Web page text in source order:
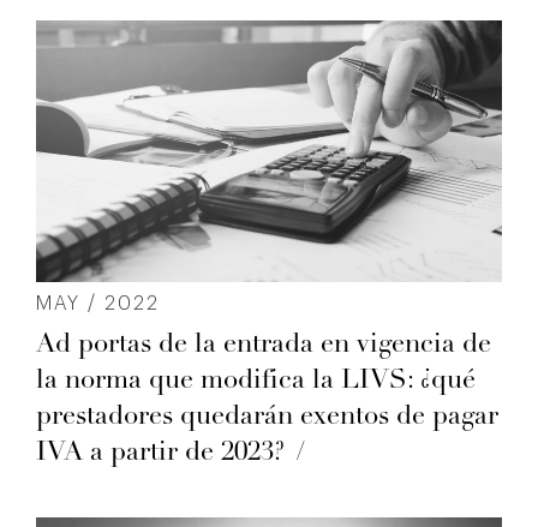
MAY / 2022
Ad portas de la entrada en vigencia de
la norma que modifica la LIVS: ¿qué
prestadores quedarán exentos de pagar
IVA a partir de 2023?